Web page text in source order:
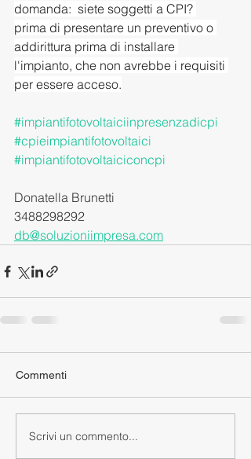
domanda:  siete soggetti a CPI?
prima di presentare un preventivo o
addirittura prima di installare
l'impianto, che non avrebbe i requisiti
per essere acceso.
#impiantifotovoltaiciinpresenzadicpi
#cpieimpiantifotovoltaici
#impiantifotovoltaiciconcpi
Donatella Brunetti
3488298292
db@soluzioniimpresa.com
Commenti
Scrivi un commento...